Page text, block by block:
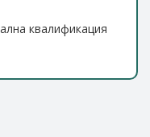
квалификация